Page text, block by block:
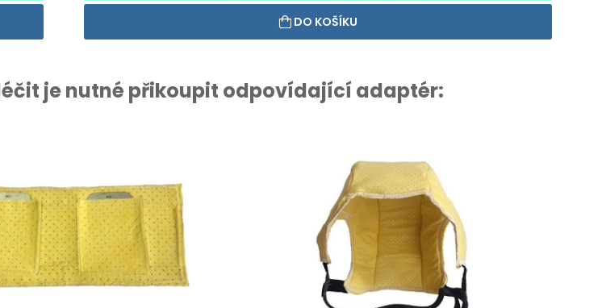
DO KOŠÍKU
je nutné přikoupit odpovídající adaptér: